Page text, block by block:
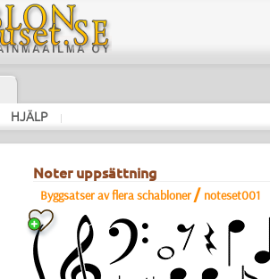
HJÄLP |
Noter uppsättning
Byggsatser av flera schabloner / noteset001